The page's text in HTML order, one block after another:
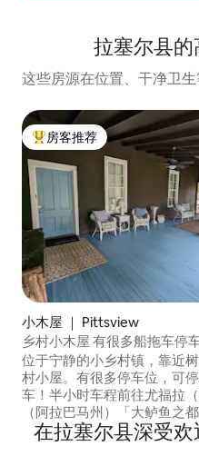
拉塞尔县
这些房源在位置、干净卫生
热门「房客推荐」
房客推荐
小木屋 ｜ Pittsview
乡村小木屋 有很多船拖车停
位于宁静的小乡村镇，靠近
村小屋。有很多停车位，可
车！半小时车程前往尤福拉（
（阿拉巴马州）「大鲈鱼之
伦布（乔治亚州）白水漂流
伦普金（乔治亚州）「小大
在拉塞尔县深受